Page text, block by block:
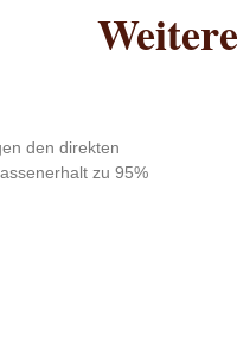
den direkten
zu 95%